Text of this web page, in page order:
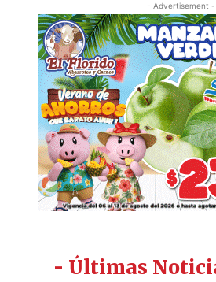
- Advertisement -
- Últimas